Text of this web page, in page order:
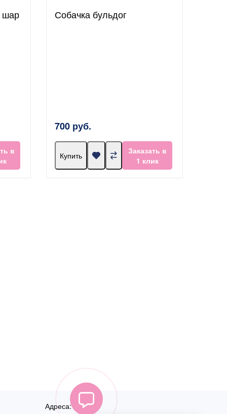
шар
в
Собачка бульдог
700 руб.
Купить
Заказать в
1 клик
Адреса: